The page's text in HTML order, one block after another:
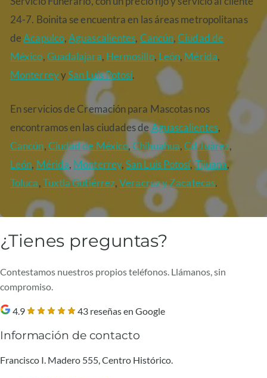
24-7. Boinita se encuentra en las áreas metropolitanas
deAcapulco,Aguascalientes, Cancún,Ciudad de
México,Guadalajara, Hermosillo, León, Mérida,
MonterreyySan Luis Potosí.
En servicios de Cremación para Mascotas nos
encontramos en las ciudades deAguascalientes,
Cancún,Ciudad de México,Chihuahua,Cd Juárez,
León, Mérida, Monterrey,San Luis Potosí,Tijuana,
Toluca,Tuxtla Gutiérrez,Veracruzy Zacatecas.
¿Tienes preguntas?
Contestamos nuestros propios teléfonos. Llámanos, sin
compromiso.
4.9 43 reseñas en Google
Información de contacto
Francisco I. Madero 555, Centro Histórico.